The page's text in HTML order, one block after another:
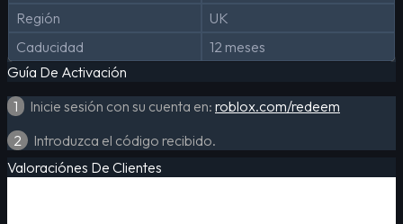
Región
UK
Caducidad
12 meses
Guía De Activación
1
Inicie sesión con su cuenta en: roblox.com/redeem
2
Introduzca el código recibido.
Valoraciónes De Clientes